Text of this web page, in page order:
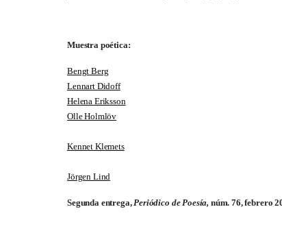
Muestra poética:
Bengt Berg
Lennart Didoff
Helena Eriksson
Olle Holmlöv
Kennet Klemets
Jörgen Lind
Segunda entrega, Periódico de Poesía, núm. 76, febrero